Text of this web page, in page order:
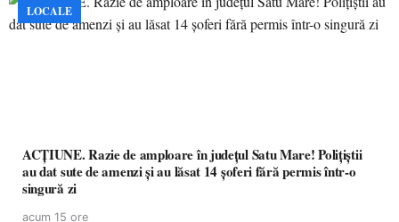
LOCALE
ACȚIUNE. Razie de amploare în județul Satu Mare! Polițiștii
au dat sute de amenzi și au lăsat 14 șoferi fără permis într-o
singură zi
acum 15 ore